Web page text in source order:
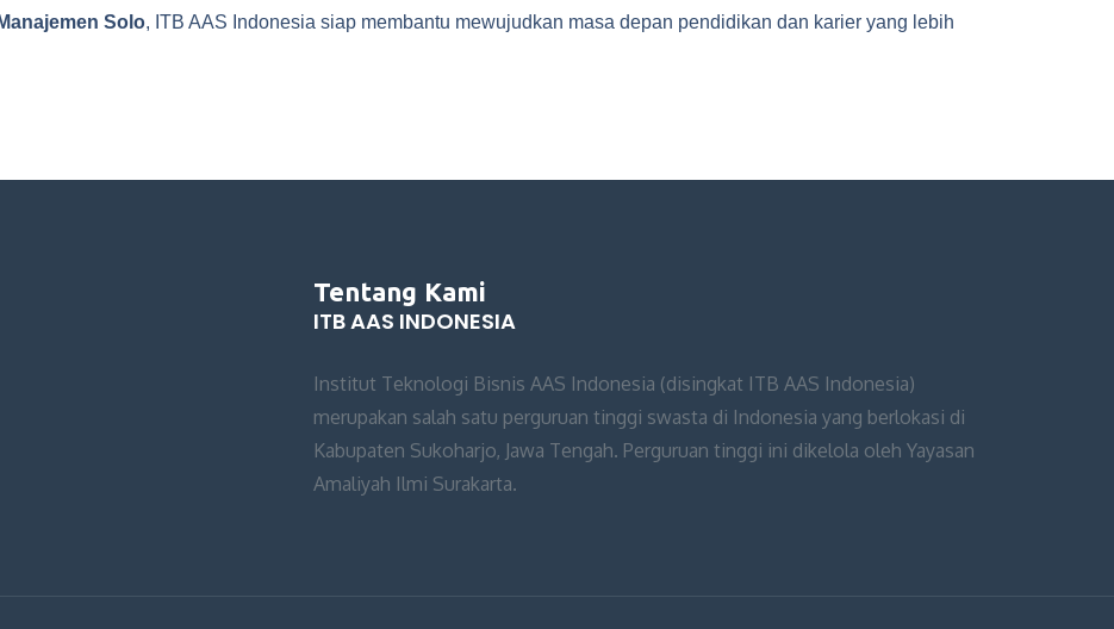
Solo, ITB AAS Indonesia siap membantu mewujudkan masa depan pendidikan dan karier yang lebih
Tentang Kami
ITB AAS INDONESIA
Institut Teknologi Bisnis AAS Indonesia (disingkat ITB AAS Indonesia)
merupakan salah satu perguruan tinggi swasta di Indonesia yang berlokasi di
Kabupaten Sukoharjo, Jawa Tengah. Perguruan tinggi ini dikelola oleh Yayasan
Amaliyah Ilmi Surakarta.